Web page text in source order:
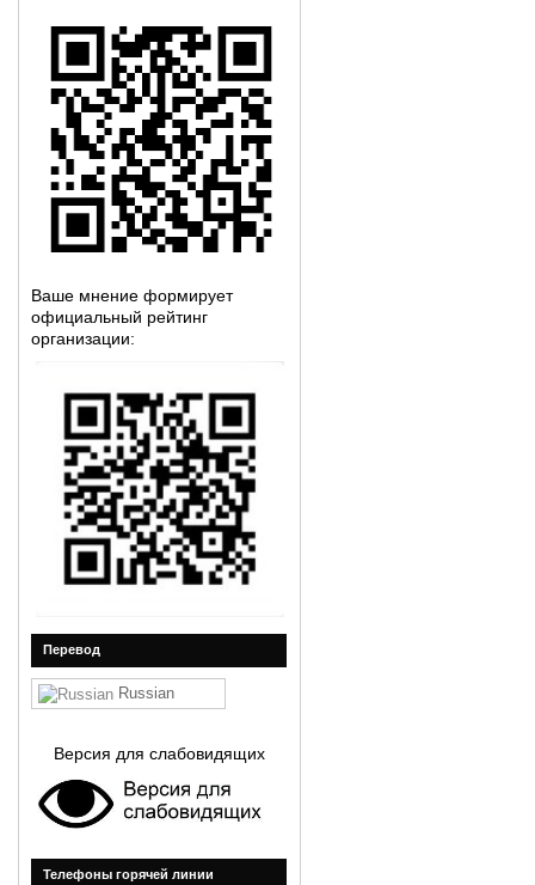
Ваше мнение формирует
официальный рейтинг
организации:
Перевод
Russian
Версия для слабовидящих
Телефоны горячей линии